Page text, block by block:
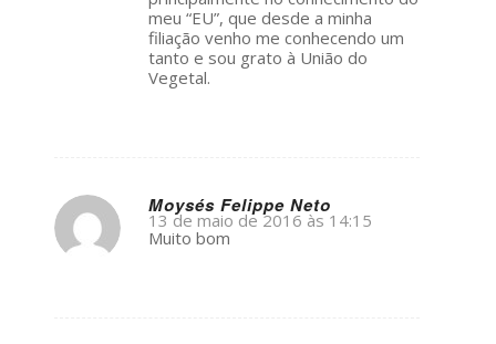
meu “EU”, que desde a minha
filiação venho me conhecendo um
tanto e sou grato à União do
Vegetal.
Moysés Felippe Neto
s
ays:
13 de maio de 2016 às 14:15
Muito bom